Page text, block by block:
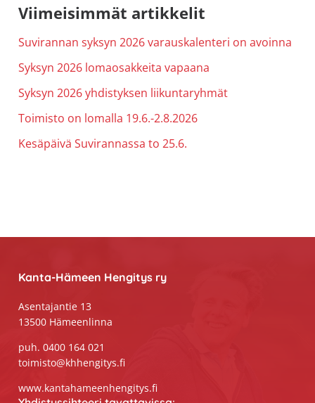
Ensisijainen
sivupalkki
Viimeisimmät artikkelit
Suvirannan syksyn 2026 varauskalenteri on avoinna
Syksyn 2026 lomaosakkeita vapaana
Syksyn 2026 yhdistyksen liikuntaryhmät
Toimisto on lomalla 19.6.-2.8.2026
Kesäpäivä Suvirannassa to 25.6.
Kanta-Hämeen Hengitys ry
Asentajantie 13
13500 Hämeenlinna
puh. 0400 164 021
toimisto@khhengitys.fi
www.kantahameenhengitys.fi